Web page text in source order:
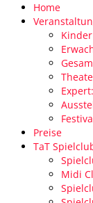
Home
Kinder
Preise
TaT
Midi